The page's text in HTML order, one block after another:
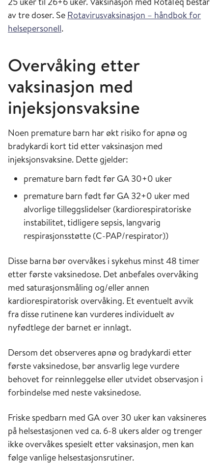
av tre doser. Se Rotavirusvaksinasjon – håndbok for
helsepersonell.
Overvåking etter
vaksinasjon med
injeksjonsvaksine
Noen premature barn har økt risiko for apnø og
bradykardi kort tid etter vaksinasjon med
injeksjonsvaksine. Dette gjelder:
premature barn født før GA 30+0 uker
premature barn født før GA 32+0 uker med
alvorlige tilleggslidelser (kardiorespiratoriske
instabilitet, tidligere sepsis, langvarig
respirasjonsstøtte (C-PAP/respirator))
Disse barna bør overvåkes i sykehus minst 48 timer
etter første vaksinedose. Det anbefales overvåking
med saturasjonsmåling og/eller annen
kardiorespiratorisk overvåking. Et eventuelt avvik
fra disse rutinene kan vurderes individuelt av
nyfødtlege der barnet er innlagt.
Dersom det observeres apnø og bradykardi etter
første vaksinedose, bør ansvarlig lege vurdere
behovet for reinnleggelse eller utvidet observasjon i
forbindelse med neste vaksinedose.
Friske spedbarn med GA over 30 uker kan vaksineres
på helsestasjonen ved ca. 6-8 ukers alder og trenger
ikke overvåkes spesielt etter vaksinasjon, men kan
følge vanlige helsestasjonsrutiner.